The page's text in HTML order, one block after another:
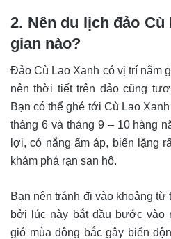
2. Nên du lịch đảo
gian nào?
Đảo Cù Lao Xanh có vị trí nằm
nên thời tiết trên đảo cũng
Bạn có thể ghé tới Cù Lao
tháng 6 và tháng 9 – 10 hàng
lợi, có nắng ấm áp, biển lặng
khám phá rạn san hô.
Bạn nên tránh đi vào khoảng từ
bởi lúc này bắt đầu bước vào
gió mùa đông bắc gây biển